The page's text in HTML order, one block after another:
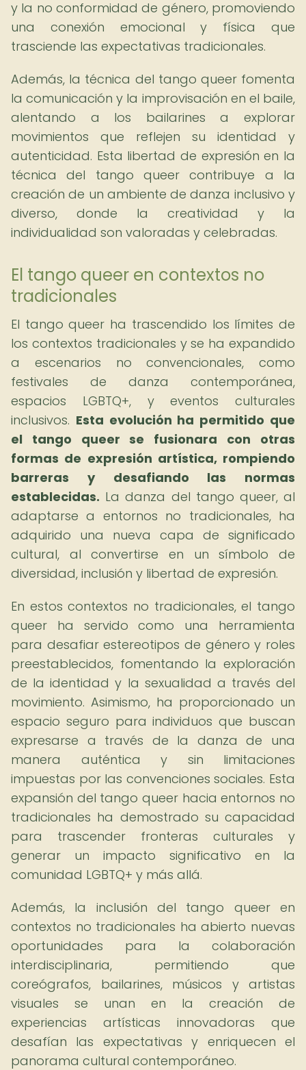
y la no conformidad de género, promoviendo
una conexión emocional y física que
trasciende las expectativas tradicionales.
Además, la técnica del tango queer fomenta
la comunicación y la improvisación en el baile,
alentando a los bailarines a explorar
movimientos que reflejen su identidad y
autenticidad. Esta libertad de expresión en la
técnica del tango queer contribuye a la
creación de un ambiente de danza inclusivo y
diverso, donde la creatividad y la
individualidad son valoradas y celebradas.
El tango queer en contextos no
tradicionales
El tango queer ha trascendido los límites de
los contextos tradicionales y se ha expandido
a escenarios no convencionales, como
festivales de danza contemporánea,
espacios LGBTQ+, y eventos culturales
inclusivos. Esta evolución ha permitido que
el tango queer se fusionara con otras
formas de expresión artística, rompiendo
barreras y desafiando las normas
establecidas. La danza del tango queer, al
adaptarse a entornos no tradicionales, ha
adquirido una nueva capa de significado
cultural, al convertirse en un símbolo de
diversidad, inclusión y libertad de expresión.
En estos contextos no tradicionales, el tango
queer ha servido como una herramienta
para desafiar estereotipos de género y roles
preestablecidos, fomentando la exploración
de la identidad y la sexualidad a través del
movimiento. Asimismo, ha proporcionado un
espacio seguro para individuos que buscan
expresarse a través de la danza de una
manera auténtica y sin limitaciones
impuestas por las convenciones sociales. Esta
expansión del tango queer hacia entornos no
tradicionales ha demostrado su capacidad
para trascender fronteras culturales y
generar un impacto significativo en la
comunidad LGBTQ+ y más allá.
Además, la inclusión del tango queer en
contextos no tradicionales ha abierto nuevas
oportunidades para la colaboración
interdisciplinaria, permitiendo que
coreógrafos, bailarines, músicos y artistas
visuales se unan en la creación de
experiencias artísticas innovadoras que
desafían las expectativas y enriquecen el
panorama cultural contemporáneo.